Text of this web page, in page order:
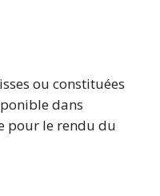
ou constituées
dans
pour le rendu du